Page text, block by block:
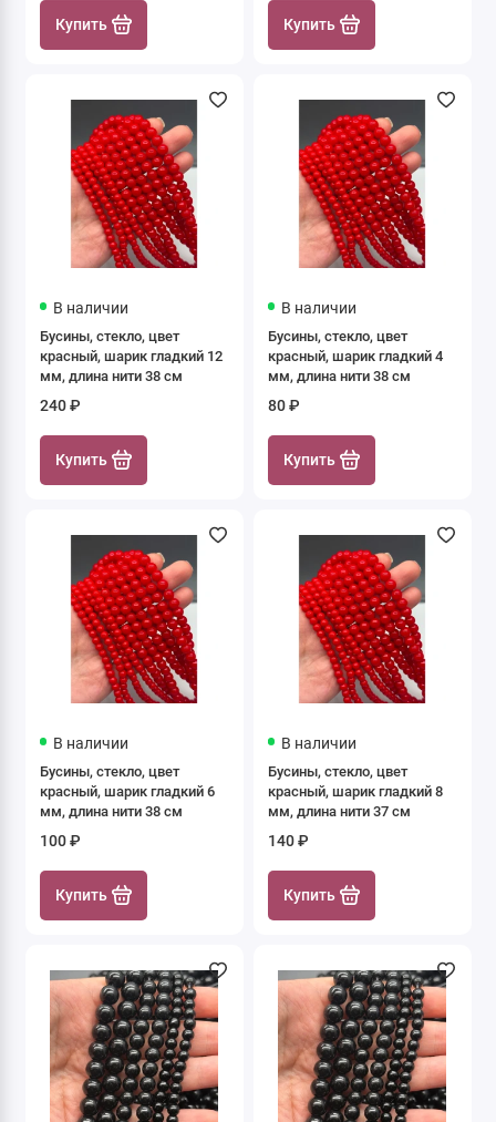
Купить Купить
В наличии
Бусины, стекло, цвет
красный, шарик гладкий 12
мм, длина нити 38 см
240 ₽
Купить
В наличии
Бусины, стекло, цвет
красный, шарик гладкий 4
мм, длина нити 38 см
80 ₽
Купить
В наличии
Бусины, стекло, цвет
красный, шарик гладкий 6
мм, длина нити 38 см
100 ₽
Купить
В наличии
Бусины, стекло, цвет
красный, шарик гладкий 8
мм, длина нити 37 см
140 ₽
Купить